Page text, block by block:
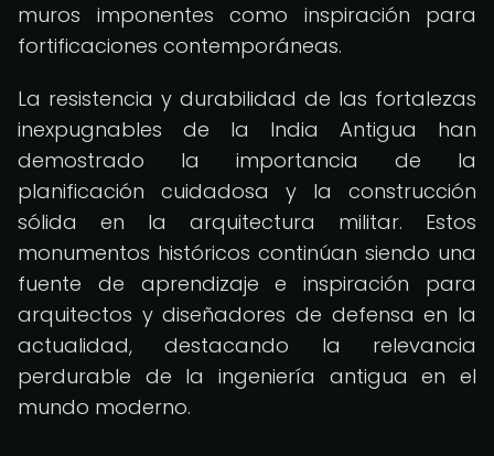
muros imponentes como inspiración para
fortificaciones contemporáneas.
La resistencia y durabilidad de las fortalezas
inexpugnables de la India Antigua han
demostrado la importancia de la
planificación cuidadosa y la construcción
sólida en la arquitectura militar. Estos
monumentos históricos continúan siendo una
fuente de aprendizaje e inspiración para
arquitectos y diseñadores de defensa en la
actualidad, destacando la relevancia
perdurable de la ingeniería antigua en el
mundo moderno.